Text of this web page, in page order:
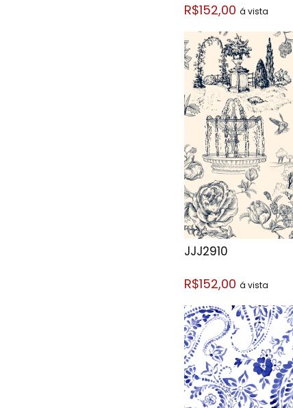
R$152,00 á vista
JJJ2910
R$152,00 á vista